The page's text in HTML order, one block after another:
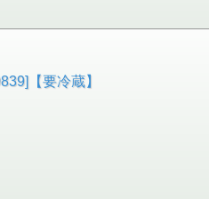
【要冷蔵】